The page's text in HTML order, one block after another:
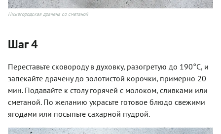
Нижегородская драчена со сметаной
Шаг 4
Переставьте сковороду в духовку, разогретую до 190°C, и
запекайте драчену до золотистой корочки, примерно 20
мин. Подавайте к столу горячей с молоком, сливками или
сметаной. По желанию украсьте готовое блюдо свежими
ягодами или посыпьте сахарной пудрой.